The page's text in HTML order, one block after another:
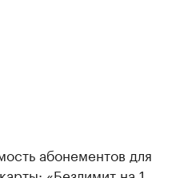
абонементов для